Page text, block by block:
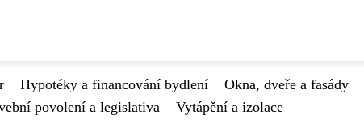
Hypotéky a financování bydlení Okna, dveře a fasády
povolení a legislativa Vytápění a izolace